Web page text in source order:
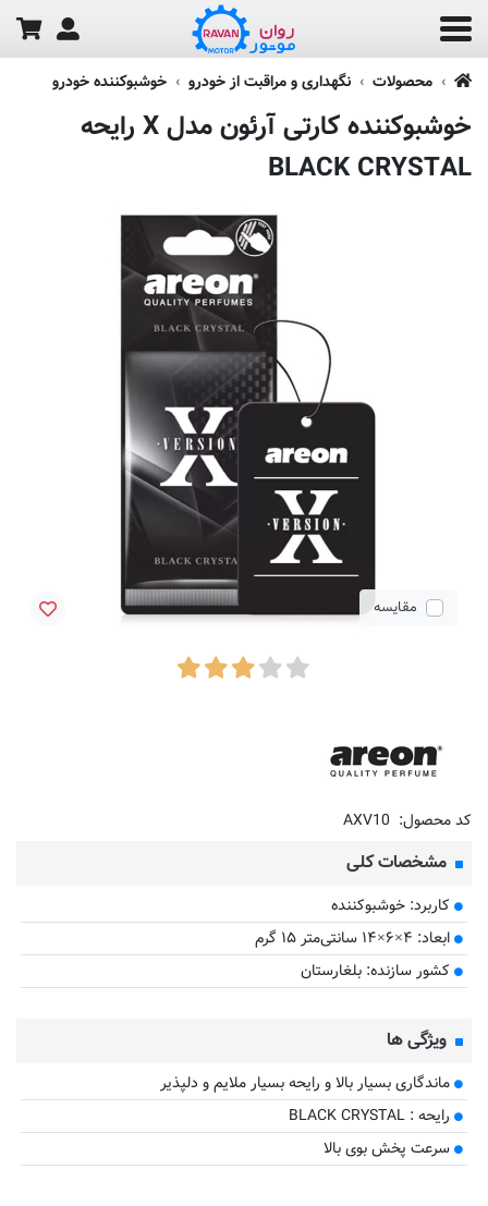
محصولات نگهداری و مراقبت از خودرو خوشبوکننده خودرو
خوشبوکننده کارتی آرئون مدل X رایحه
BLACK CRYSTAL
مقایسه
کد محصول: AXV10
مشخصات کلی
کاربرد: خوشبوکننده
ابعاد: ۴×۶×۱۴ سانتی‌متر ۱۵ گرم
کشور سازنده: بلغارستان
ویژگی ها
ماندگاری بسیار بالا و رایحه بسیار ملایم و دلپذیر
رایحه : BLACK CRYSTAL
سرعت پخش بوی بالا